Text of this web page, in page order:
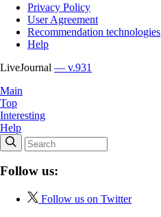
Privacy Policy
User Agreement
Recommendation technologies
Help
LiveJournal — v.931
Main
Top
Interesting
Help
Follow us:
Follow us on Twitter